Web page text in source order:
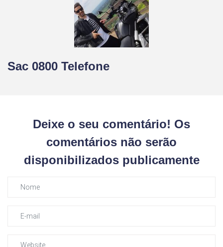
Sac 0800 Telefone
Deixe o seu comentário! Os
comentários não serão
disponibilizados publicamente